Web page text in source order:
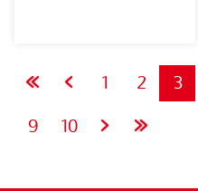
1 2 3
9
10